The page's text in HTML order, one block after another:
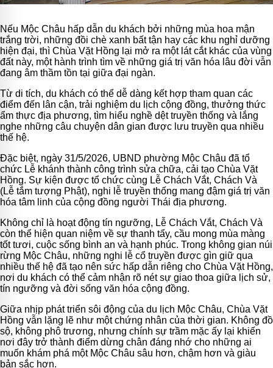
Nếu Mộc Châu hấp dẫn du khách bởi những mùa hoa mận
trắng trời, những đồi chè xanh bất tận hay các khu nghỉ dưỡng
hiện đại, thì Chùa Vặt Hồng lại mở ra một lát cắt khác của vùng
đất này, một hành trình tìm về những giá trị văn hóa lâu đời vẫn
đang âm thầm tồn tại giữa đại ngàn.
Từ di tích, du khách có thể dễ dàng kết hợp tham quan các
điểm đến lân cận, trải nghiệm du lịch cộng đồng, thưởng thức
ẩm thực địa phương, tìm hiểu nghề dệt truyền thống và lắng
nghe những câu chuyện dân gian được lưu truyền qua nhiều
thế hệ.
Đặc biệt, ngày 31/5/2026, UBND phường Mộc Châu đã tổ
chức Lễ khánh thành công trình sửa chữa, cải tạo Chùa Vặt
Hồng. Sự kiện được tổ chức cùng Lễ Chách Vắt, Chách Và
(Lễ tắm tượng Phật), nghi lễ truyền thống mang đậm giá trị văn
hóa tâm linh của cộng đồng người Thái địa phương.
Không chỉ là hoạt động tín ngưỡng, Lễ Chách Vắt, Chách Và
còn thể hiện quan niệm về sự thanh tẩy, cầu mong mùa màng
tốt tươi, cuộc sống bình an và hạnh phúc. Trong không gian núi
rừng Mộc Châu, những nghi lễ cổ truyền được gìn giữ qua
nhiều thế hệ đã tạo nên sức hấp dẫn riêng cho Chùa Vặt Hồng,
nơi du khách có thể cảm nhận rõ nét sự giao thoa giữa lịch sử,
tín ngưỡng và đời sống văn hóa cộng đồng.
Giữa nhịp phát triển sôi động của du lịch Mộc Châu, Chùa Vặt
Hồng vẫn lặng lẽ như một chứng nhân của thời gian. Không đồ
sộ, không phô trương, nhưng chính sự trầm mặc ấy lại khiến
nơi đây trở thành điểm dừng chân đáng nhớ cho những ai
muốn khám phá một Mộc Châu sâu hơn, chậm hơn và giàu
bản sắc hơn.